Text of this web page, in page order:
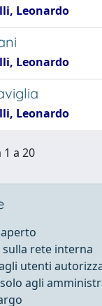
Leonardo
Leonardo
Leonardo
a 20
rete interna
utenti
agli